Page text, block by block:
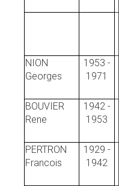
NION
Georges
1953 -
1971
BOUVIER
Rene
1942 -
1953
PERTRON
Francois
1929 -
1942